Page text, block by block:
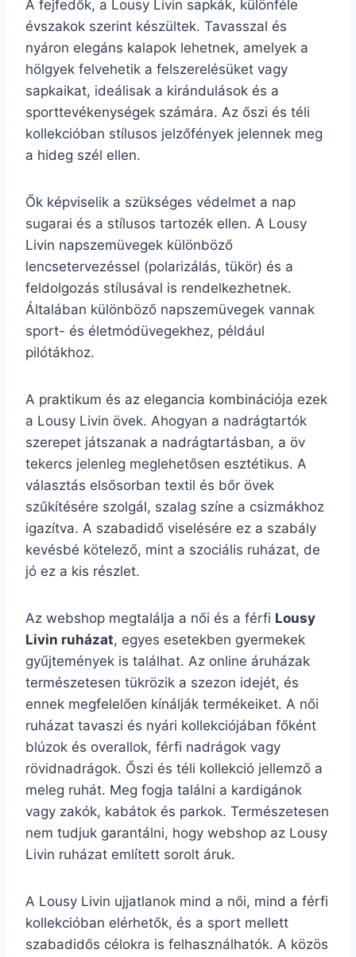
A fejfedők, a Lousy Livin sapkák, különféle
évszakok szerint készültek. Tavasszal és
nyáron elegáns kalapok lehetnek, amelyek a
hölgyek felvehetik a felszerelésüket vagy
sapkaikat, ideálisak a kirándulások és a
sporttevékenységek számára. Az őszi és téli
kollekcióban stílusos jelzőfények jelennek meg
a hideg szél ellen.
Ők képviselik a szükséges védelmet a nap
sugarai és a stílusos tartozék ellen. A Lousy
Livin napszemüvegek különböző
lencsetervezéssel (polarizálás, tükör) és a
feldolgozás stílusával is rendelkezhetnek.
Általában különböző napszemüvegek vannak
sport- és életmódüvegekhez, például
pilótákhoz.
A praktikum és az elegancia kombinációja ezek
a Lousy Livin övek. Ahogyan a nadrágtartók
szerepet játszanak a nadrágtartásban, a öv
tekercs jelenleg meglehetősen esztétikus. A
választás elsősorban textil és bőr övek
szűkítésére szolgál, szalag színe a csizmákhoz
igazítva. A szabadidő viselésére ez a szabály
kevésbé kötelező, mint a szociális ruházat, de
jó ez a kis részlet.
Az webshop megtalálja a női és a férfi Lousy
Livin ruházat, egyes esetekben gyermekek
gyűjtemények is találhat. Az online áruházak
természetesen tükrözik a szezon idejét, és
ennek megfelelően kínálják termékeiket. A női
ruházat tavaszi és nyári kollekciójában főként
blúzok és overallok, férfi nadrágok vagy
rövidnadrágok. Őszi és téli kollekció jellemző a
meleg ruhát. Meg fogja találni a kardigánok
vagy zakók, kabátok és parkok. Természetesen
nem tudjuk garantálni, hogy webshop az Lousy
Livin ruházat említett sorolt áruk.
A Lousy Livin ujjatlanok mind a női, mind a férfi
kollekcióban elérhetők, és a sport mellett
szabadidős célokra is felhasználhatók. A közös